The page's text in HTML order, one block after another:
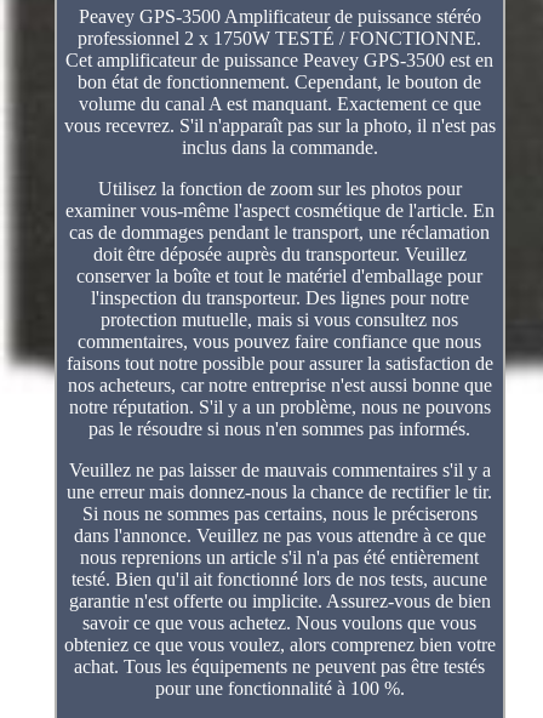
Peavey GPS-3500 Amplificateur de puissance stéréo
professionnel 2 x 1750W TESTÉ / FONCTIONNE.
Cet amplificateur de puissance Peavey GPS-3500 est en
bon état de fonctionnement. Cependant, le bouton de
volume du canal A est manquant. Exactement ce que
vous recevrez. S'il n'apparaît pas sur la photo, il n'est pas
inclus dans la commande.
Utilisez la fonction de zoom sur les photos pour
examiner vous-même l'aspect cosmétique de l'article. En
cas de dommages pendant le transport, une réclamation
doit être déposée auprès du transporteur. Veuillez
conserver la boîte et tout le matériel d'emballage pour
l'inspection du transporteur. Des lignes pour notre
protection mutuelle, mais si vous consultez nos
commentaires, vous pouvez faire confiance que nous
faisons tout notre possible pour assurer la satisfaction de
nos acheteurs, car notre entreprise n'est aussi bonne que
notre réputation. S'il y a un problème, nous ne pouvons
pas le résoudre si nous n'en sommes pas informés.
Veuillez ne pas laisser de mauvais commentaires s'il y a
une erreur mais donnez-nous la chance de rectifier le tir.
Si nous ne sommes pas certains, nous le préciserons
dans l'annonce. Veuillez ne pas vous attendre à ce que
nous reprenions un article s'il n'a pas été entièrement
testé. Bien qu'il ait fonctionné lors de nos tests, aucune
garantie n'est offerte ou implicite. Assurez-vous de bien
savoir ce que vous achetez. Nous voulons que vous
obteniez ce que vous voulez, alors comprenez bien votre
achat. Tous les équipements ne peuvent pas être testés
pour une fonctionnalité à 100 %.